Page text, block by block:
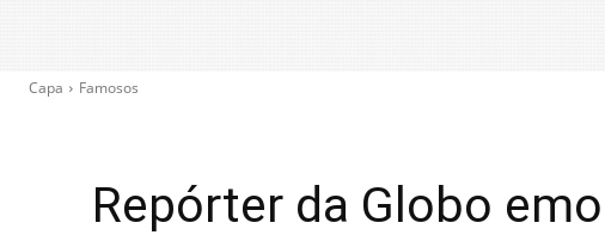
Capa Famosos
Repórter da Globo